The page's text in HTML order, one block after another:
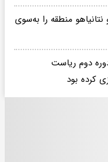
منطقه را به‌سوی
دوم ریاست
کرده بود